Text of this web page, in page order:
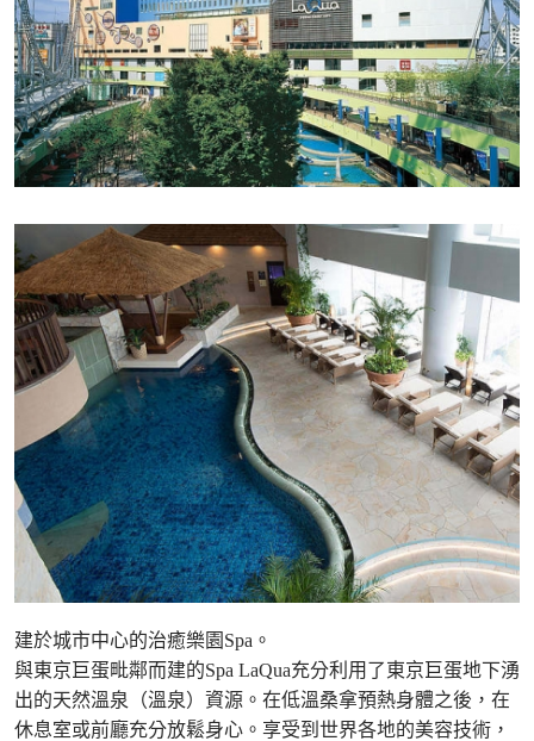
建於城市中心的治癒樂園Spa。
與東京巨蛋毗鄰而建的Spa LaQua充分利用了東京巨蛋地下湧
出的天然溫泉（溫泉）資源。在低溫桑拿預熱身體之後，在
休息室或前廳充分放鬆身心。享受到世界各地的美容技術，